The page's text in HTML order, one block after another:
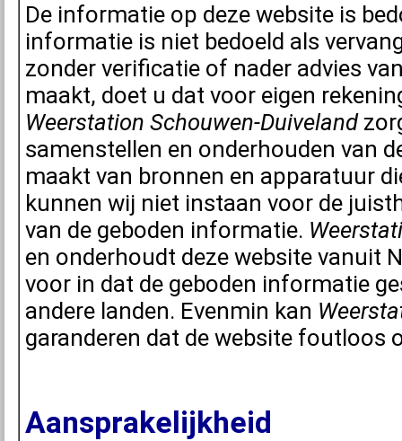
De informatie op deze website is
informatie is niet bedoeld als
zonder verificatie of nader advies
maakt, doet u dat voor eigen
Weerstation Schouwen-Duiveland
samenstellen en onderhouden van
maakt van bronnen en apparatuur
kunnen wij niet instaan voor de
van de geboden informatie.
en onderhoudt deze website vanuit
voor in dat de geboden informatie
andere landen. Evenmin kan
garanderen dat de website
Aansprakelijkheid